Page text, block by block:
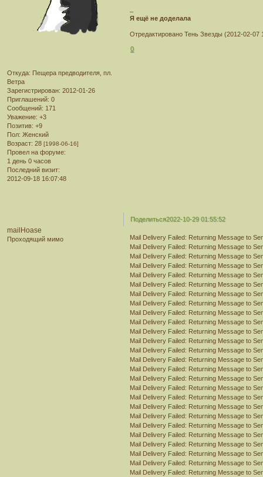
Откуда: Пещера предводителя, пл.
Ветра
Зарегистрирован: 2012-01-26
Приглашений: 0
Сообщений: 171
Уважение: +3
Позитив: +9
Пол: Женский
Возраст: 28 [1998-06-16]
Провел на форуме:
1 день 0 часов
Последний визит:
2012-09-18 16:07:48
Я ещё не доделала
Отредактировано Тень Звезды (2012-02-07
0
Поделиться2022-10-29 01:55:52
mailHoase
Проходящий мимо
Mail Delivery Failed: Returning Message to
Mail Delivery Failed: Returning Message to
Mail Delivery Failed: Returning Message to
Mail Delivery Failed: Returning Message to
Mail Delivery Failed: Returning Message to
Mail Delivery Failed: Returning Message to
Mail Delivery Failed: Returning Message to
Mail Delivery Failed: Returning Message to
Mail Delivery Failed: Returning Message to
Mail Delivery Failed: Returning Message to
Mail Delivery Failed: Returning Message to
Mail Delivery Failed: Returning Message to
Mail Delivery Failed: Returning Message to
Mail Delivery Failed: Returning Message to
Mail Delivery Failed: Returning Message to
Mail Delivery Failed: Returning Message to
Mail Delivery Failed: Returning Message to
Mail Delivery Failed: Returning Message to
Mail Delivery Failed: Returning Message to
Mail Delivery Failed: Returning Message to
Mail Delivery Failed: Returning Message to
Mail Delivery Failed: Returning Message to
Mail Delivery Failed: Returning Message to
Mail Delivery Failed: Returning Message to
Mail Delivery Failed: Returning Message to
Mail Delivery Failed: Returning Message to